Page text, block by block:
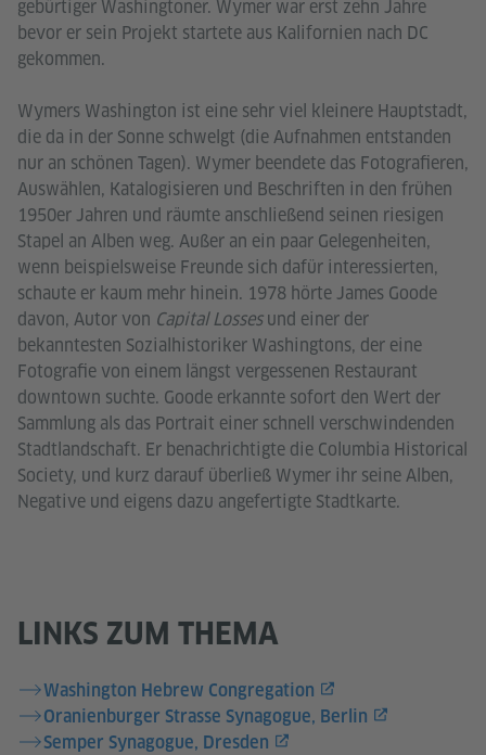
gebürtiger Washingtoner. Wymer war erst zehn Jahre
bevor er sein Projekt startete aus Kalifornien nach DC
gekommen.
Wymers Washington ist eine sehr viel kleinere Hauptstadt,
die da in der Sonne schwelgt (die Aufnahmen entstanden
nur an schönen Tagen). Wymer beendete das Fotografieren,
Auswählen, Katalogisieren und Beschriften in den frühen
1950er Jahren und räumte anschließend seinen riesigen
Stapel an Alben weg. Außer an ein paar Gelegenheiten,
wenn beispielsweise Freunde sich dafür interessierten,
schaute er kaum mehr hinein. 1978 hörte James Goode
davon, Autor von Capital Lossesund einer der
bekanntesten Sozialhistoriker Washingtons, der eine
Fotografie von einem längst vergessenen Restaurant
downtown suchte. Goode erkannte sofort den Wert der
Sammlung als das Portrait einer schnell verschwindenden
Stadtlandschaft. Er benachrichtigte die Columbia Historical
Society, und kurz darauf überließ Wymer ihr seine Alben,
Negative und eigens dazu angefertigte Stadtkarte.
LINKS ZUM THEMA
Washington Hebrew Congregation
Oranienburger Strasse Synagogue, Berlin
Semper Synagogue, Dresden